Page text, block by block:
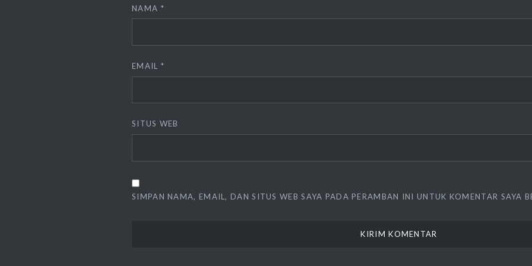
NAMA *
EMAIL *
SITUS WEB
SIMPAN NAMA, EMAIL, DAN SITUS WEB SAYA PADA PERAMBAN INI UNTUK KOMENTAR SAYA